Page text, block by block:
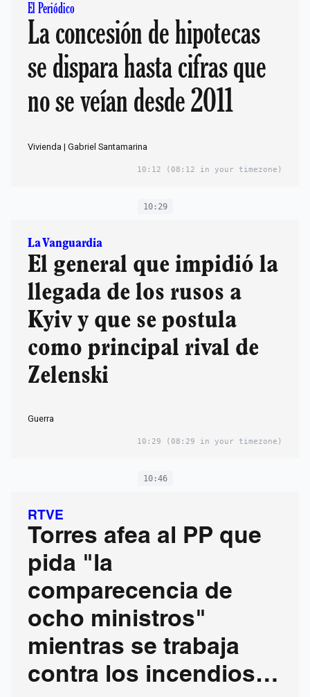
El Periódico
La concesión de hipotecas
se dispara hasta cifras que
no se veían desde 2011
Vivienda | Gabriel Santamarina
10:12 (08:12 in your timezone)
10:29
La Vanguardia
El general que impidió la
llegada de los rusos a
Kyiv y que se postula
como principal rival de
Zelenski
Guerra
10:29 (08:29 in your timezone)
10:46
RTVE
Torres afea al PP que
pida "la
comparecencia de
ocho ministros"
mientras se trabaja
contra los incendios: